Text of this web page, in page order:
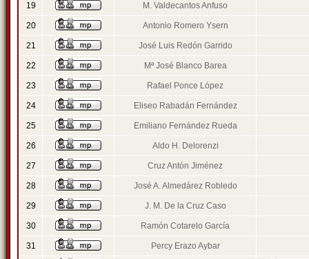
19 M. Valdecantos Anfuso
20 Antonio Romero Ysern
21 José Luis Redón Garrido
22 Mª José Blanco Barea
23 Rafael Ponce López
24 Eliseo Rabadán Fernández
25 Emiliano Fernández Rueda
26 Aldo H. Delorenzi
27 Cruz Antón Jiménez
28 José A. Almedárez Robledo
29 J. M. De la Cruz Caso
30 Ramón Cotarelo García
31 Percy Erazo Aybar